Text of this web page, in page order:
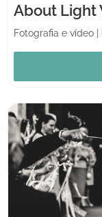
About Light
Fotografia e vídeo